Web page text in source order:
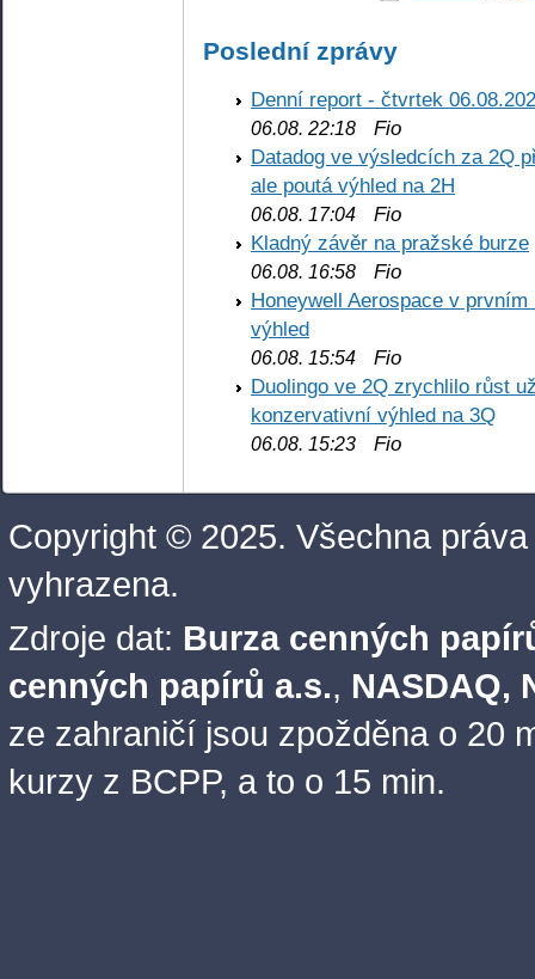
Poslední zprávy
Denní report - čtvrtek
06.08. 22:18 Fio
Datadog ve výsledcích za 2Q
ale poutá výhled na 2H
06.08. 17:04 Fio
Kladný závěr na pražské burze
06.08. 16:58 Fio
Honeywell Aerospace v
výhled
06.08. 15:54 Fio
Duolingo ve 2Q zrychlilo růst
konzervativní výhled na 3Q
06.08. 15:23 Fio
Copyright © 2025. Všechna práva
vyhrazena.
Zdroje dat: Burza cenných
cenných papírů a.s., NASDAQ,
ze zahraničí jsou zpožděna o 20
kurzy z BCPP, a to o 15 min.